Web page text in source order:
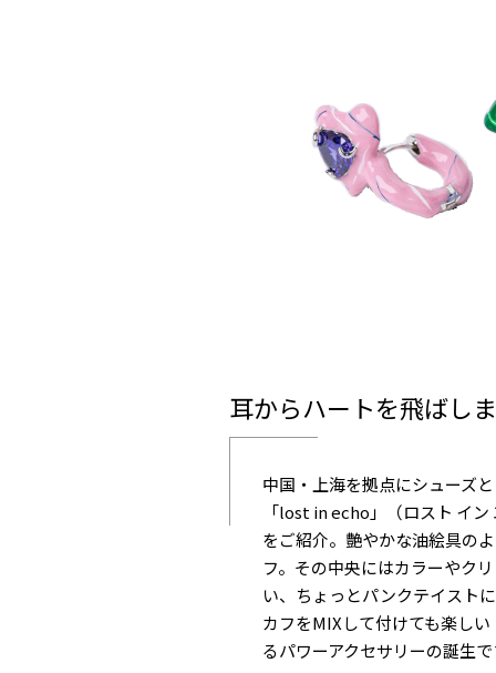
耳からハートを飛ばし
中国・上海を拠点にシューズ
「lost in echo」（ロスト イ
をご紹介。艶やかな油絵具の
フ。その中央にはカラーやク
い、ちょっとパンクテイスト
カフをMIXして付けても楽し
るパワーアクセサリーの誕生